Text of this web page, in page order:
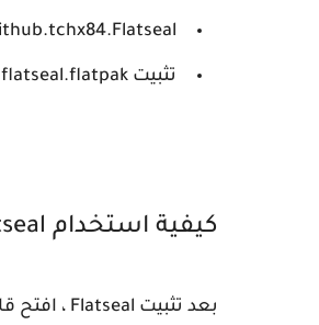
تثبيت flatpak flatseal.flatpak
كيفية استخدام Flatseal لعرض وإدارة أذونات Flatpak
بعد تثبيت Flatseal ، افتح قائمة التطبيقات ، وابحث عن Flatseal ، وقم بتشغيله.